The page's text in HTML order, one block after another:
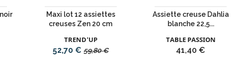
Maxi lot 12 assiettes
creuses Zen 20 cm
TREND'UP
Prix
52,70 € Prix
59,80 €
Assiette creuse Dahlia
blanche 22,5...
TABLE PASSION
Prix
41,40 €